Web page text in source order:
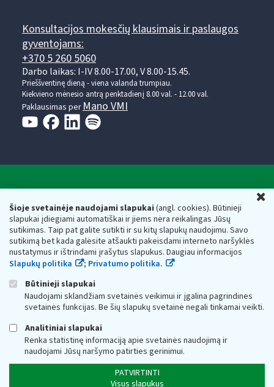
Šioje svetainėje naudojami slapukai(angl. cookies). Būtinieji
slapukai įdiegiami automatiškai ir jiems nėra reikalingas Jūsų
sutikimas. Taip pat galite sutikti ir su kitų slapukų naudojimu. Savo
sutikimą bet kada galėsite atšaukti pakeisdami interneto naršyklės
nustatymus ir ištrindami įrašytus slapukus. Daugiau informacijos
Slapukų politika
; Privatumo politika.
Būtinieji slapukai
Naudojami sklandžiam svetainės veikimui ir įgalina pagrindines
svetainės funkcijas. Be šių slapukų svetainė negali tinkamai veikti.
Analitiniai slapukai
Renka statistinę informaciją apie svetainės naudojimą ir
naudojami Jūsų naršymo patirties gerinimui.
PATVIRTINTI
Visus slapukus
Konsultacijos mokesčių klausimais ir paslaugos
gyventojams:
+370 5 260 5060
Darbo laikas: I-IV 8.00-17.00, V 8.00-15.45.
Prieššventinę dieną - viena valanda trumpiau.
Kiekvieno mėnesio antrą penktadienį 8.00 val. - 12.00 val.
Paklausimas per Mano VMI
Respublikos finansų ministerijos
Biudžetinė įstaiga. Juridinio asmens kodas — 188659752,
adresas: Vasario 16-osios g. 14, 01107 Vilnius, Lietuva, el.paštas:
vmi@vmi.lt, E. pristatymo dėžutės adresas 188659752
Duomenys apie Valstybinę mokesčių inspekciją prie Lietuvos
Respublikos finansų ministerijos kaupiami ir saugomi Juridinių